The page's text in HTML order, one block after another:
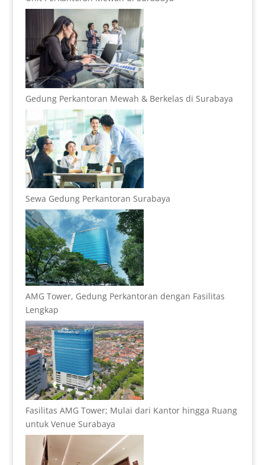
Gedung Perkantoran Mewah & Berkelas di Surabaya
Sewa Gedung Perkantoran Surabaya
AMG Tower, Gedung Perkantoran dengan Fasilitas
Lengkap
Fasilitas AMG Tower; Mulai dari Kantor hingga Ruang
untuk Venue Surabaya